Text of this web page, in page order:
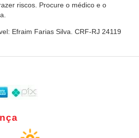
riscos. Procure o médico e o
Efraim Farias Silva. CRF-RJ 24119